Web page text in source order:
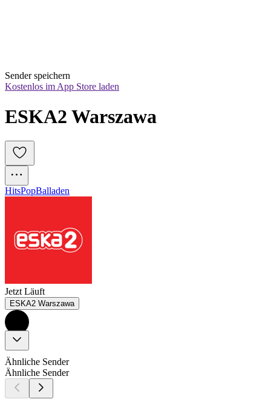
Sender speichern
Kostenlos im App Store laden
ESKA2 Warszawa
HitsPopBalladen
Jetzt Läuft
ESKA2 Warszawa
Ähnliche Sender
Ähnliche Sender